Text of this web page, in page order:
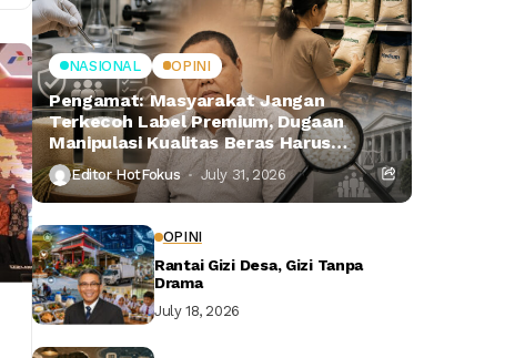
NASIONAL OPINI
Pengamat: Masyarakat Jangan
Terkecoh Label Premium, Dugaan
Manipulasi Kualitas Beras Harus
Dibongkar
Editor HotFokus July 31, 2026
OPINI
Rantai Gizi Desa, Gizi Tanpa
Drama
July 18, 2026